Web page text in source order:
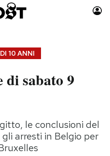
Moda
Storie/Idee
Ok Boomer!
Media
10 ANNI
di sabato 9
le conclusioni del
arresti in Belgio per